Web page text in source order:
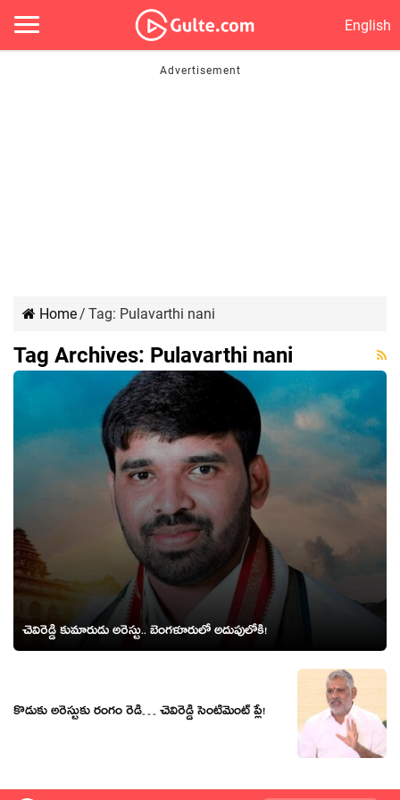
English
Home/ Tag: Pulavarthi nani
Tag Archives: Pulavarthi nani
చెవిరెడ్డి కుమారుడు అరెస్టు.. బెంగ‌ళూరులో అదుపులోకి!
కొడుకు అరెస్టుకు రంగం రెడీ… చెవిరెడ్డి సెంటిమెంట్ ప్లే!